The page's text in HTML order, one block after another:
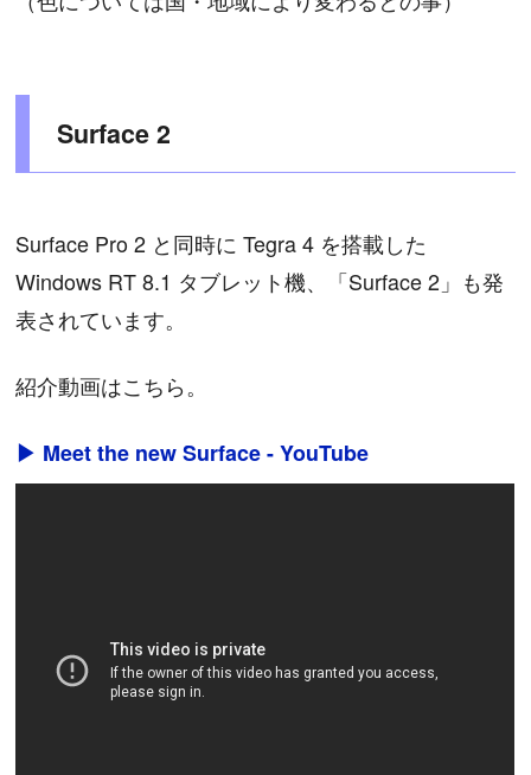
Surface 2
Surface Pro 2 と同時に Tegra 4 を搭載した
Windows RT 8.1 タブレット機、「Surface 2」も発
表されています。
紹介動画はこちら。
▶ Meet the new Surface - YouTube